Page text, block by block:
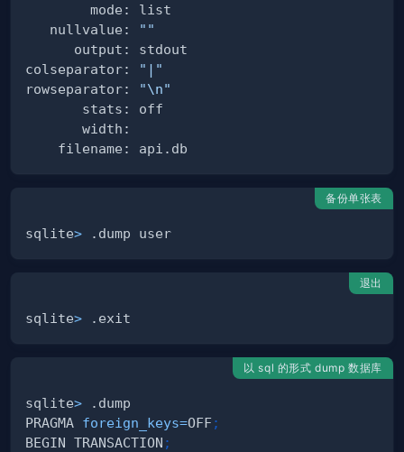
   nullvalue:
""
colseparator:
"|"
rowseparator:
"\n"
备份单张表
sqlite>
退出
sqlite>
以 sql 的形式 dump 数据库
sqlite>
PRAGMA foreign_keys=OFF;
BEGIN TRANSACTION ;